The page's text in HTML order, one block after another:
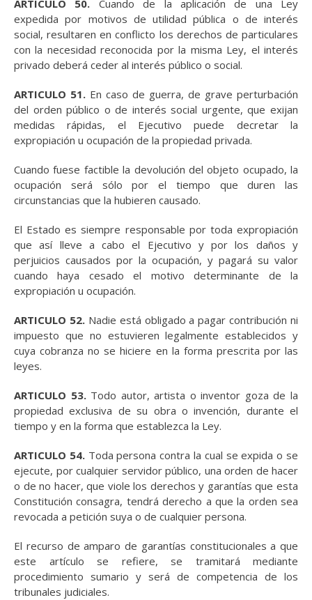
ARTICULO 50. Cuando de la aplicación de una Ley
expedida por motivos de utilidad pública o de interés
social, resultaren en conflicto los derechos de particulares
con la necesidad reconocida por la misma Ley, el interés
privado deberá ceder al interés público o social.
ARTICULO 51. En caso de guerra, de grave perturbación
del orden público o de interés social urgente, que exijan
medidas rápidas, el Ejecutivo puede decretar la
expropiación u ocupación de la propiedad privada.
Cuando fuese factible la devolución del objeto ocupado, la
ocupación será sólo por el tiempo que duren las
circunstancias que la hubieren causado.
El Estado es siempre responsable por toda expropiación
que así lleve a cabo el Ejecutivo y por los daños y
perjuicios causados por la ocupación, y pagará su valor
cuando haya cesado el motivo determinante de la
expropiación u ocupación.
ARTICULO 52.Nadie está obligado a pagar contribución ni
impuesto que no estuvieren legalmente establecidos y
cuya cobranza no se hiciere en la forma prescrita por las
leyes.
ARTICULO 53.Todo autor, artista o inventor goza de la
propiedad exclusiva de su obra o invención, durante el
tiempo y en la forma que establezca la Ley.
ARTICULO 54.Toda persona contra la cual se expida o se
ejecute, por cualquier servidor público, una orden de hacer
o de no hacer, que viole los derechos y garantías que esta
Constitución consagra, tendrá derecho a que la orden sea
revocada a petición suya o de cualquier persona.
El recurso de amparo de garantías constitucionales a que
este artículo se refiere, se tramitará mediante
procedimiento sumario y será de competencia de los
tribunales judiciales.